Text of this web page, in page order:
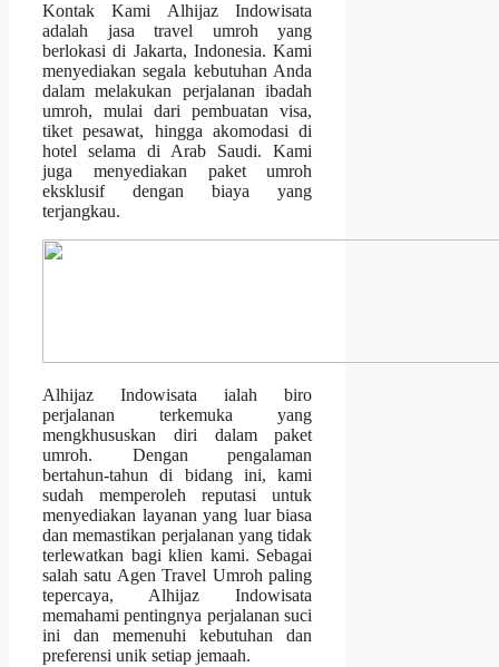
Kontak Kami Alhijaz Indowisata
adalah jasa travel umroh yang
berlokasi di Jakarta, Indonesia. Kami
menyediakan segala kebutuhan Anda
dalam melakukan perjalanan ibadah
umroh, mulai dari pembuatan visa,
tiket pesawat, hingga akomodasi di
hotel selama di Arab Saudi. Kami
juga menyediakan paket umroh
eksklusif dengan biaya yang
terjangkau.
Alhijaz Indowisata ialah biro
perjalanan terkemuka yang
mengkhususkan diri dalam paket
umroh. Dengan pengalaman
bertahun-tahun di bidang ini, kami
sudah memperoleh reputasi untuk
menyediakan layanan yang luar biasa
dan memastikan perjalanan yang tidak
terlewatkan bagi klien kami. Sebagai
salah satu Agen Travel Umroh paling
tepercaya, Alhijaz Indowisata
memahami pentingnya perjalanan suci
ini dan memenuhi kebutuhan dan
preferensi unik setiap jemaah.